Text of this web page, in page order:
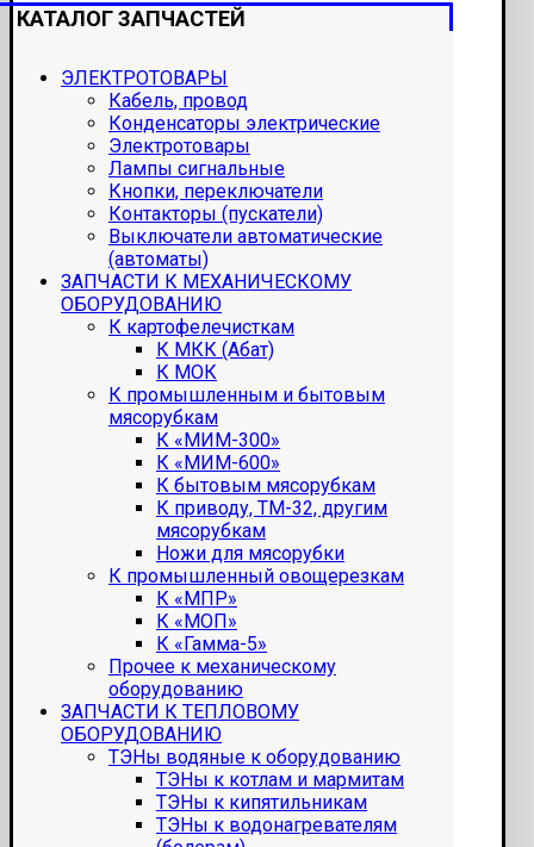
КАТАЛОГ ЗАПЧАСТЕЙ
ЭЛЕКТРОТОВАРЫ
Кабель, провод
Конденсаторы электрические
Электротовары
Лампы сигнальные
Кнопки, переключатели
Контакторы (пускатели)
Выключатели автоматические
(автоматы)
ЗАПЧАСТИ К МЕХАНИЧЕСКОМУ
ОБОРУДОВАНИЮ
К картофелечисткам
К МКК (Абат)
К МОК
К промышленным и бытовым
мясорубкам
К «МИМ-300»
К «МИМ-600»
К бытовым мясорубкам
К приводу, ТМ-32, другим
мясорубкам
Ножи для мясорубки
К промышленный овощерезкам
К «МПР»
К «МОП»
К «Гамма-5»
Прочее к механическому
оборудованию
ЗАПЧАСТИ К ТЕПЛОВОМУ
ОБОРУДОВАНИЮ
ТЭНы водяные к оборудованию
ТЭНы к котлам и мармитам
ТЭНы к кипятильникам
ТЭНы к водонагревателям